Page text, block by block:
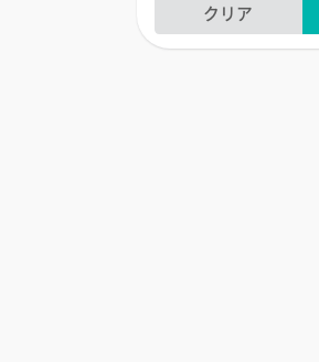
クリア